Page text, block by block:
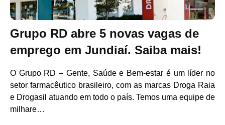
Grupo RD abre 5 novas vagas de
emprego em Jundiaí. Saiba mais!
O Grupo RD – Gente, Saúde e Bem-estar é um líder no
setor farmacêutico brasileiro, com as marcas Droga Raia
e Drogasil atuando em todo o país. Temos uma equipe de
milhare…